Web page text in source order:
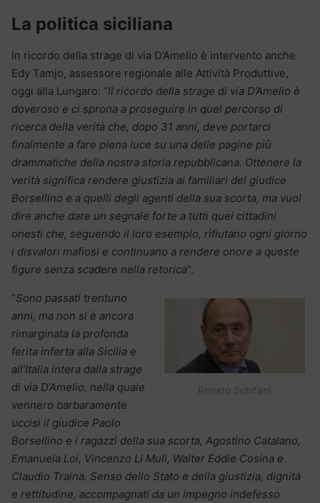
La politica siciliana
In ricordo della strage di via D’Amelio è intervento anche
Edy Tamjo, assessore regionale alle Attività Produttive,
oggi alla Lungaro: “Il ricordo della strage di via D’Amelio è
doveroso e ci sprona a proseguire in quel percorso di
ricerca della verità che, dopo 31 anni, deve portarci
finalmente a fare piena luce su una delle pagine più
drammatiche della nostra storia repubblicana. Ottenere la
verità significa rendere giustizia ai familiari del giudice
Borsellino e a quelli degli agenti della sua scorta, ma vuol
dire anche dare un segnale forte a tutti quei cittadini
onesti che, seguendo il loro esempio, rifiutano ogni giorno
i disvalori mafiosi e continuano a rendere onore a queste
figure senza scadere nella retorica“.
Renato Schifani
“Sono passati trentuno
anni, ma non si è ancora
rimarginata la profonda
ferita inferta alla Sicilia e
all’Italia intera dalla strage
di via D’Amelio, nella quale
vennero barbaramente
uccisi il giudice Paolo
Borsellino e i ragazzi della sua scorta, Agostino Catalano,
Emanuela Loi, Vincenzo Li Muli, Walter Eddie Cosina e
Claudio Traina. Senso dello Stato e della giustizia, dignità
e rettitudine, accompagnati da un impegno indefesso